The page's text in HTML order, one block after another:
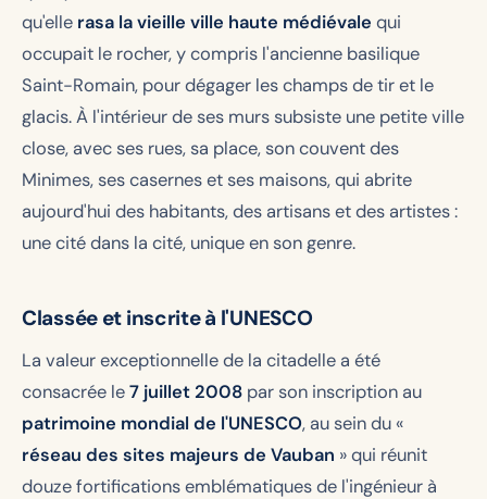
qu'elle rasa la vieille ville haute médiévale qui
occupait le rocher, y compris l'ancienne basilique
Saint-Romain, pour dégager les champs de tir et le
glacis. À l'intérieur de ses murs subsiste une petite ville
close, avec ses rues, sa place, son couvent des
Minimes, ses casernes et ses maisons, qui abrite
aujourd'hui des habitants, des artisans et des artistes :
une cité dans la cité, unique en son genre.
Classée et inscrite à l'UNESCO
La valeur exceptionnelle de la citadelle a été
consacrée le7 juillet 2008 par son inscription au
patrimoine mondial de l'UNESCO, au sein du «
réseau des sites majeurs de Vauban » qui réunit
douze fortifications emblématiques de l'ingénieur à